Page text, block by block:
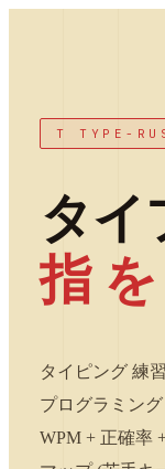
T TYPE-
タイ
指 を
タイピング 練
プログラミン
WPM + 正確率